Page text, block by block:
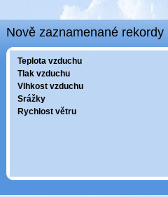
Nově zaznamenané rekordy
Teplota vzduchu
Tlak vzduchu
Vlhkost vzduchu
Srážky
Rychlost větru